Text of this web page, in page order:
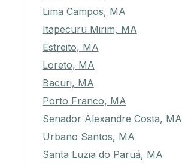
Lima Campos, MA
Itapecuru Mirim, MA
Estreito, MA
Loreto, MA
Bacuri, MA
Porto Franco, MA
Senador Alexandre Costa, MA
Urbano Santos, MA
Santa Luzia do Paruá, MA